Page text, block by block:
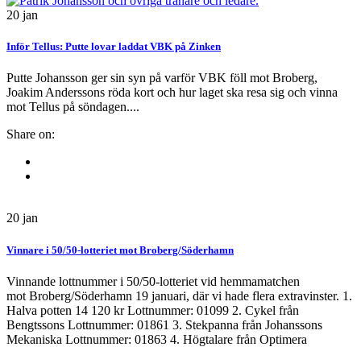
20 jan
Inför Tellus: Putte lovar laddat VBK på Zinken
Putte Johansson ger sin syn på varför VBK föll mot Broberg,
Joakim Anderssons röda kort och hur laget ska resa sig och vinna
mot Tellus på söndagen....
Share on:
20 jan
Vinnare i 50/50-lotteriet mot Broberg/Söderhamn
Vinnande lottnummer i 50/50-lotteriet vid hemmamatchen
mot Broberg/Söderhamn 19 januari, där vi hade flera extravinster. 1.
Halva potten 14 120 kr Lottnummer: 01099 2. Cykel från
Bengtssons Lottnummer: 01861 3. Stekpanna från Johanssons
Mekaniska Lottnummer: 01863 4. Högtalare från Optimera